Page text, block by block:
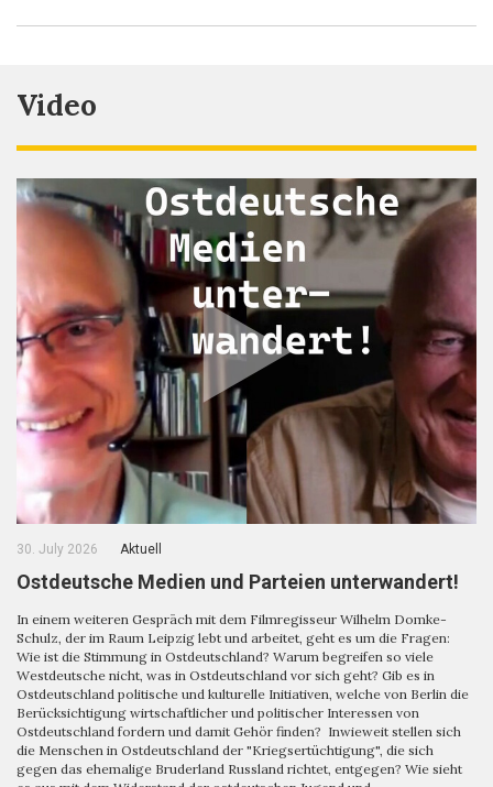
Video
30. July 2026 Aktuell
Ostdeutsche Medien und Parteien unterwandert!
In einem weiteren Gespräch mit dem Filmregisseur Wilhelm Domke-
Schulz, der im Raum Leipzig lebt und arbeitet, geht es um die Fragen:
Wie ist die Stimmung in Ostdeutschland? Warum begreifen so viele
Westdeutsche nicht, was in Ostdeutschland vor sich geht? Gib es in
Ostdeutschland politische und kulturelle Initiativen, welche von Berlin die
Berücksichtigung wirtschaftlicher und politischer Interessen von
Ostdeutschland fordern und damit Gehör finden? Inwieweit stellen sich
die Menschen in Ostdeutschland der "Kriegsertüchtigung", die sich
gegen das ehemalige Bruderland Russland richtet, entgegen? Wie sieht